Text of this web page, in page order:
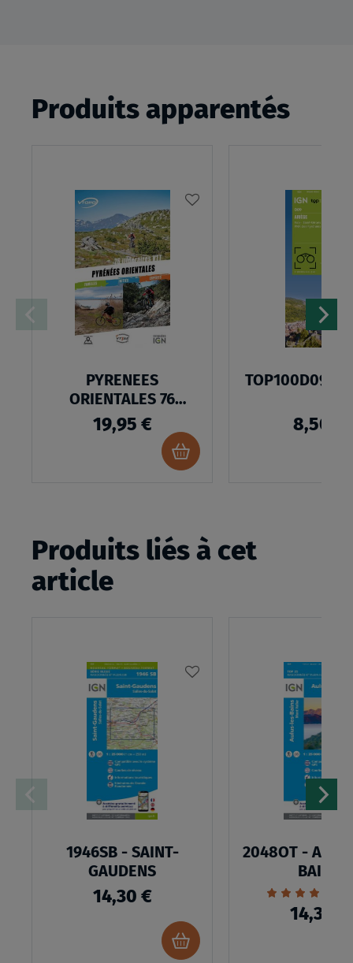
Produits apparentés
PYRENEES
ORIENTALES 76
ITINERAIRES
19,95 €
Ajouter
au
TOP100D09 -
8,50 €
Produits liés à cet
article
1946SB - SAINT-
GAUDENS
14,30 €
Ajouter
au
2048OT -
BAINS
Évaluation:
14,30 €